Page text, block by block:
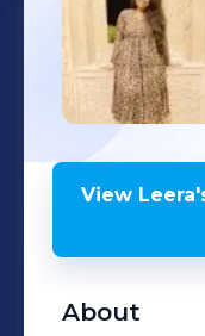
View Leera
About